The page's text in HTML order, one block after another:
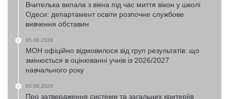
Вчителька випала з вікна під час миття вікон у школі
Одеси: департамент освіти розпочне службове
вивчення обставин
05.08.2026
МОН офіційно відмовилося від груп результатів: що
змінюється в оцінюванні учнів із 2026/2027
навчального року
05.08.2026
Про затвердження системи та загальних критеріїв